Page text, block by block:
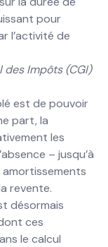
pour
l’activité de
des Impôts (CGI)
est de pouvoir
part, la
les
– jusqu’à
revente.
désormais
ces
le calcul